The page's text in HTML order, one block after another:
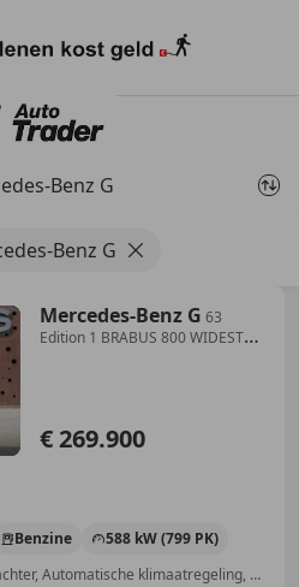
Benz G
Benz G
Mercedes-Benz G 63
Edition 1 BRABUS 800 WIDESTAR
€ 269.900
Benzine
588 kW (799 PK)
Open dak, Verwarming zetels achter, Automatische klimaatregeling, Alarm, Apple CarPlay, Airbag bestuurder, Adaptieve Cruise Control, Schakelflippers